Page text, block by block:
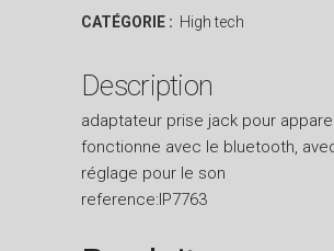
CATÉGORIE : High tech
Description
adaptateur prise jack pour
fonctionne avec le bluetooth,
réglage pour le son
reference:IP7763